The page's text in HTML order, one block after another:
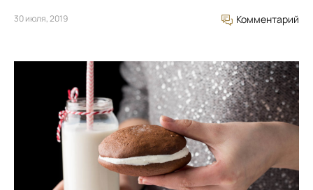
30 июля, 2019 Комментарий